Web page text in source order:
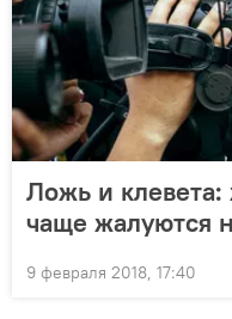
Ложь и
чаще жалуются
9 февраля 2018, 17:40